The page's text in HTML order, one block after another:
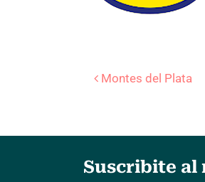
Montes del Plata
Suscribite al